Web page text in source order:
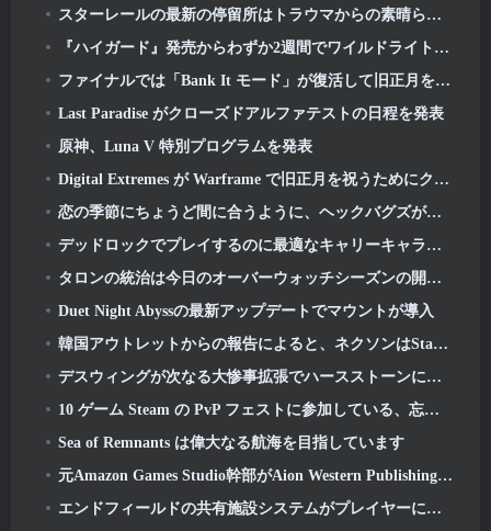
スターレールの最新の停留所はトラウマからの素晴らしい休息です
『ハイガード』発売からわずか2週間でワイルドライト・エンターテインメントが人員削減を発表
ファイナルでは「Bank It モード」が復活して旧正月を祝いましょう
Last Paradise がクローズドアルファテストの日程を発表
原神、Luna V 特別プログラムを発表
Digital Extremes が Warframe で旧正月を祝うためにクールなグッズをいくつか用意しました
恋の季節にちょうど間に合うように、ヘックバグズが宝庫に戻ってきた
デッドロックでプレイするのに最適なキャリーキャラクター
タロンの統治は今日のオーバーウォッチシーズンの開始とともに始まります 1: 征服
Duet Night Abyssの最新アップデートでマウントが導入
韓国アウトレットからの報告によると、ネクソンはStarCraftシューター開発チームを結成した
デスウィングが次なる大惨事拡張でハースストーンに戻ってくる
10 ゲーム Steam の PvP フェストに参加している、忘れてしまったかもしれない基本プレイ無料のゲーム
Sea of​​ Remnants は偉大なる航海を目指しています
元Amazon Games Studio幹部がAion Western Publishingを率いる 2
エンドフィールドの共有施設システムがプレイヤーについて語る